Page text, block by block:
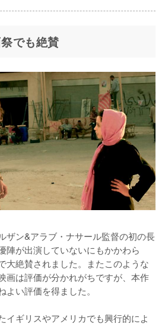
でも絶賛
ザン&アラブ・ナサール監督の初の長
陣が出演していないにもかかわら
大絶賛されました。またこのような
画は評価が分かれがちですが、本作
い評価を得ました。
イギリスやアメリカでも興行的によ